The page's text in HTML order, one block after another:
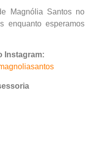
Magnólia Santos no
enquanto esperamos
Instagram: